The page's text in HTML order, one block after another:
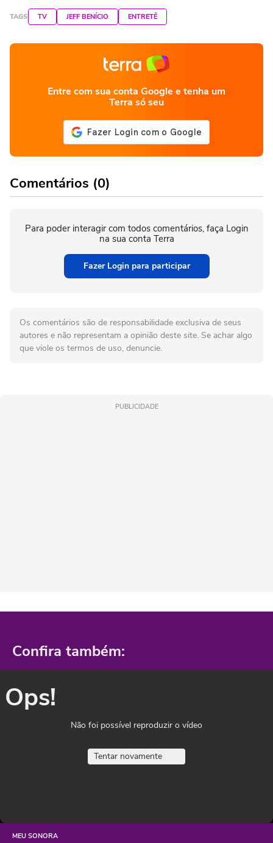
TAGS TV JEFF BENÍCIO ENTRETÊ
Entre com sua conta Google e tenha um
Terra só seu
Comentários (0)
Para poder interagir com todos comentários, faça Login
na sua conta Terra
Fazer Login para participar
Os comentários são de responsabilidade exclusiva de seus
autores e não representam a opinião deste site. Se achar algo
que viole os termos de uso, denuncie.
PUBLICIDADE
Confira também:
Ops!
Não foi possível reproduzir o vídeo
Tentar novamente
MEU SONORA